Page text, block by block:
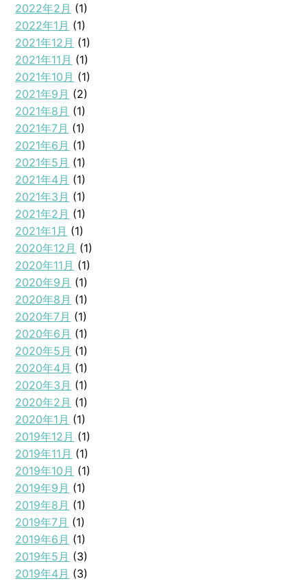
2022年2月 (1)
2022年1月 (1)
2021年12月 (1)
2021年11月 (1)
2021年10月 (1)
2021年9月 (2)
2021年8月 (1)
2021年7月 (1)
2021年6月 (1)
2021年5月 (1)
2021年4月 (1)
2021年3月 (1)
2021年2月 (1)
2021年1月 (1)
2020年12月 (1)
2020年11月 (1)
2020年9月 (1)
2020年8月 (1)
2020年7月 (1)
2020年6月 (1)
2020年5月 (1)
2020年4月 (1)
2020年3月 (1)
2020年2月 (1)
2020年1月 (1)
2019年12月 (1)
2019年11月 (1)
2019年10月 (1)
2019年9月 (1)
2019年8月 (1)
2019年7月 (1)
2019年6月 (1)
2019年5月 (3)
2019年4月 (3)